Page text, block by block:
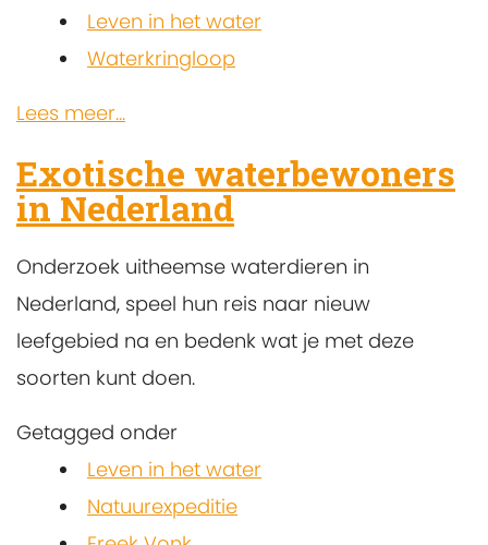
Leven in het water
Waterkringloop
Lees meer...
Exotische waterbewoners
in Nederland
Onderzoek uitheemse waterdieren in
Nederland, speel hun reis naar nieuw
leefgebied na en bedenk wat je met deze
soorten kunt doen.
Getagged onder
Leven in het water
Natuurexpeditie